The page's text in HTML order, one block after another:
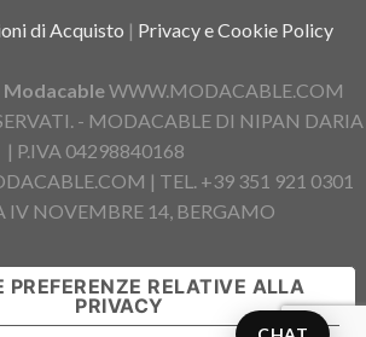
di Acquisto | Privacy e Cookie Policy
ModacableWWW.MODACABLE.COM
- MODACABLE DI NIPAN DARIA
| P.IVA 04298840168
| TEL. +39 351 921 0301
IV NOVEMBRE 14, BERGAMO
PREFERENZE RELATIVE ALLA
PRIVACY